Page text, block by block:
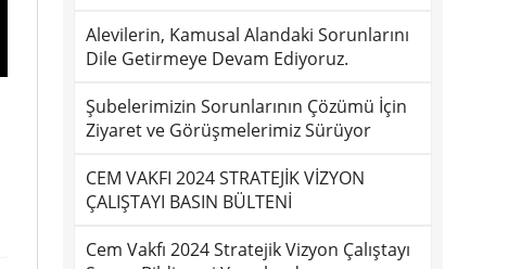
Alevilerin, Kamusal Alandaki Sorunlarını
Dile Getirmeye Devam Ediyoruz.
Şubelerimizin Sorunlarının Çözümü İçin
Ziyaret ve Görüşmelerimiz Sürüyor
CEM VAKFI 2024 STRATEJİK VİZYON
ÇALIŞTAYI BASIN BÜLTENİ
Cem Vakfı 2024 Stratejik Vizyon Çalıştayı